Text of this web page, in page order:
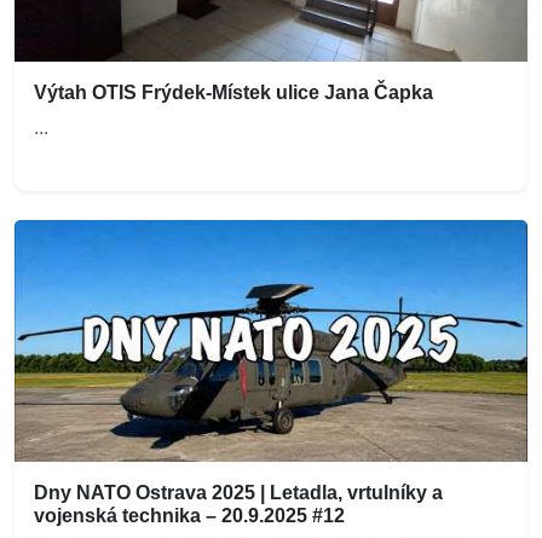
Výtah OTIS Frýdek-Místek ulice Jana Čapka
...
Dny NATO Ostrava 2025 | Letadla, vrtulníky a
vojenská technika – 20.9.2025 #12